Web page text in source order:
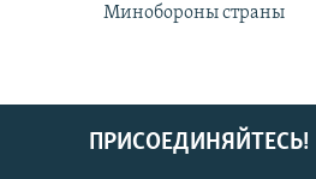
Минобороны страны
ПРИСОЕДИНЯЙТЕСЬ!